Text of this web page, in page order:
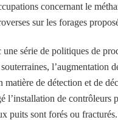
concernant le
sur les forages
série de politiques de
l’augmentation
de détection et de
l’installation de contrôleurs
puits sont forés ou